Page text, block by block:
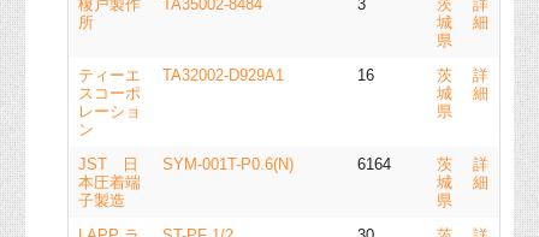
榎戸製作
所
TA35002-8484 3
茨
城
県
詳
細
ティーエ
スコーポ
レーショ
ン
TA32002-D929A1 16
茨
城
県
詳
細
JST 日
本圧着端
子製造
SYM-001T-P0.6(N) 6164
茨
城
県
詳
細